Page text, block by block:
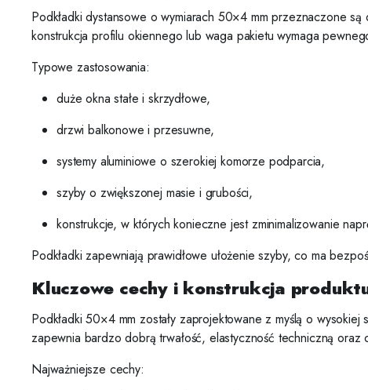
Podkładki dystansowe o wymiarach 50×4 mm przeznaczone
konstrukcja profilu okiennego lub waga pakietu wymaga
Typowe zastosowania:
duże okna stałe i skrzydłowe,
drzwi balkonowe i przesuwne,
systemy aluminiowe o szerokiej komorze podparcia,
szyby o zwiększonej masie i grubości,
konstrukcje, w których konieczne jest zminimalizowanie
Podkładki zapewniają prawidłowe ułożenie szyby, co ma
Kluczowe cechy i konstrukcja
Podkładki 50×4 mm zostały zaprojektowane z myślą o
zapewnia bardzo dobrą trwałość, elastyczność techniczną oraz
Najważniejsze cechy: